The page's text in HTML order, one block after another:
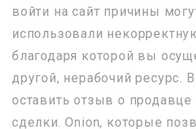
войти на сайт причины
использовали
благодаря которой вы
другой, нерабочий ресурс.
оставить отзыв о
сделки. Onion, которые